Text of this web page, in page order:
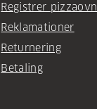
Registrer pizzaovn
Reklamationer
Returnering
Betaling